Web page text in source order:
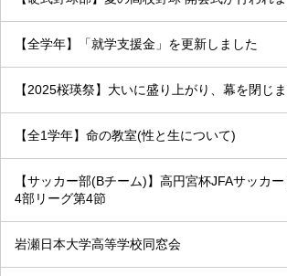
【全学年】「就学支援金」を更新しました
【2025桜瑛祭】大いに盛り上がり、幕を閉じ
【全1学年】命の教室(性と生について)
【サッカー部(Bチーム)】高円宮杯JFAサッカ
4部リーグ第4節
岩瀬日本大学高等学校同窓会